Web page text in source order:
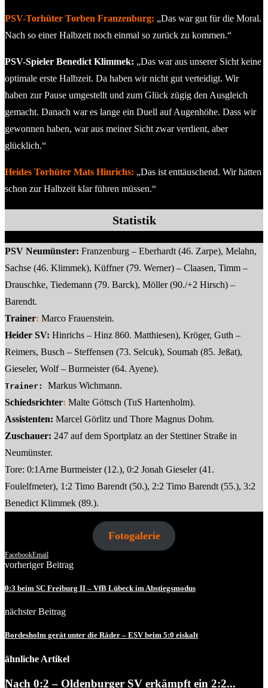
PSV-Torhüter Torben Franzenburg: „Das war gut für die Moral.
Nach so einer Halbzeit noch einmal so zurück zu kommen.“
PSV-Spieler Benedict Klimmek: „Das war aus unserer Sicht keine
optimale erste Halbzeit. Da haben wir nicht gut verteidigt. Wir
haben zur Pause umgestellt und zum Glück zügig den Ausgleich
gemacht. Danach war es lange ein Duell auf Augenhöhe. Dass wir
gewonnen haben, war aus meiner Sicht zwar verdient, aber
glücklich.“
Heides Torhüter Mats Hinrichs: „Das ist enttäuschend. Wir hätten
schon zur Halbzeit klar führen müssen.“
Statistik
PSV Neumünster: Franzenburg – Eberhardt (46. Zarpe), Melahn,
Sachse (46. Klimmek), Küffner (79. Werner) – Claasen, Timm –
Drauschke, Tiedemann (79. Barck), Möller (90./+2 Hirsch) –
Barendt.
Trainer: Marco Frauenstein.
Heider SV: Hinrichs – Hinz 860. Matthiesen), Kröger, Guth –
Reimers, Busch – Steffensen (73. Selcuk), Soumah (85. Jeßat),
Gieseler, Wolf – Burmeister (64. Ayene).
Trainer:
Markus Wichmann.
Schiedsrichter: Malte Göttsch (TuS Hartenholm).
Assistenten: Marcel Görlitz und Thore Magnus Dohm.
Zuschauer: 247 auf dem Sportplatz an der Stettiner Straße in
Neumünster.
Tore: 0:1Arne Burmeister (12.), 0:2 Jonah Gieseler (41.
Foulelfmeter), 1:2 Timo Barendt (50.), 2:2 Timo Barendt (55.), 3:2
Benedict Klimmek (89.).
Fotogalerie
FacebookEmail
vorheriger Beitrag
0:3 beim SC Freiburg II – VfB Lübeck im Abstiegsmodus
nächster Beitrag
Bordesholm gerät unter die Räder – ESV beim 5:0 eiskalt
ähnliche Artikel
Nach 0:2 – Oldenburger SV erkämpft ein 2:2...